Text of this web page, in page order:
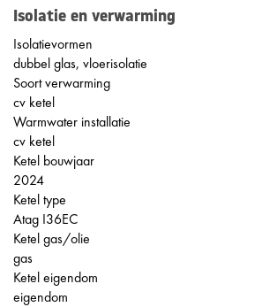
Isolatie en verwarming
Isolatievormen
dubbel glas, vloerisolatie
Soort verwarming
cv ketel
Warmwater installatie
cv ketel
Ketel bouwjaar
2024
Ketel type
Atag I36EC
Ketel gas/olie
gas
Ketel eigendom
eigendom